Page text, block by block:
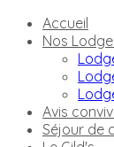
Accueil
Nos
Avis
Séjour de